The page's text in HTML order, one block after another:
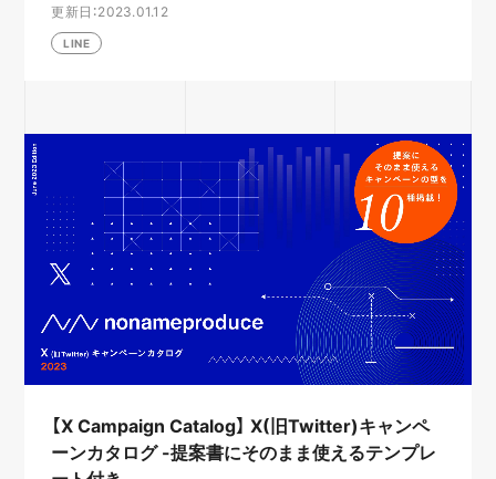
更新日：2023.01.12
LINE
【X Campaign Catalog】 X(旧Twitter)キャンペ
ーンカタログ -提案書にそのまま使えるテンプレ